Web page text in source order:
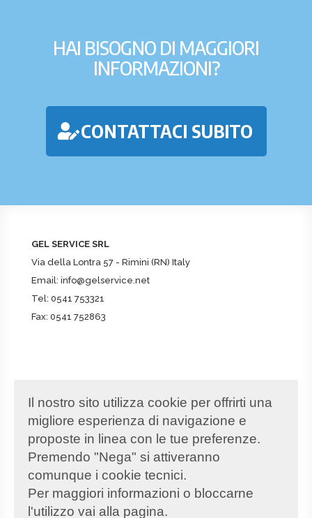
HAI BISOGNO DI MAGGIORI
INFORMAZIONI?
CONTATTACI SUBITO
GEL SERVICE SRL
Via della Lontra 57 - Rimini (RN) Italy
Email: info@gelservice.net
Tel: 0541 753321
Fax: 0541 752863
Partita IVA02347220408
REARN-259251
PECgelservice@pec.it
Capitale Sociale€100.000,00
Il nostro sito utilizza cookie per offrirti una
migliore esperienza di navigazione e
proposte in linea con le tue preferenze.
Premendo "Nega" si attiveranno
comunque i cookie tecnici.
Per maggiori informazioni o bloccarne
l'utilizzo vai alla pagina.